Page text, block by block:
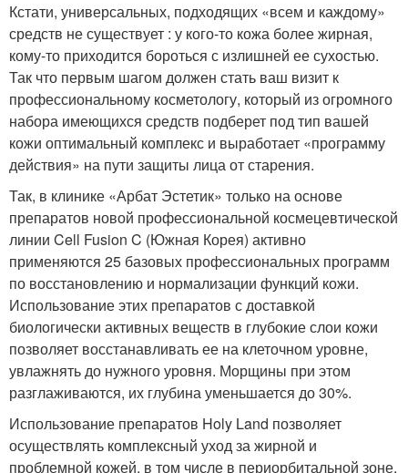
Кстати, универсальных, подходящих «всем и каждому»
средств не существует : у кого-то кожа более жирная,
кому-то приходится бороться с излишней ее сухостью.
Так что первым шагом должен стать ваш визит к
профессиональному косметологу, который из огромного
набора имеющихся средств подберет под тип вашей
кожи оптимальный комплекс и выработает «программу
действия» на пути защиты лица от старения.
Так, в клинике «Арбат Эстетик» только на основе
препаратов новой профессиональной космецевтической
линии Cell Fusion C (Южная Корея) активно
применяются 25 базовых профессиональных программ
по восстановлению и нормализации функций кожи.
Использование этих препаратов с доставкой
биологически активных веществ в глубокие слои кожи
позволяет восстанавливать ее на клеточном уровне,
увлажнять до нужного уровня. Морщины при этом
разглаживаются, их глубина уменьшается до 30%.
Использование препаратов Holy Land позволяет
осуществлять комплексный уход за жирной и
проблемной кожей, в том числе в периорбитальной зоне.